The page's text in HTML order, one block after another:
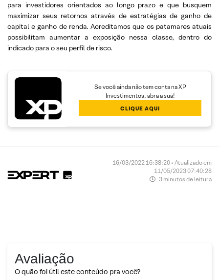
para investidores orientados ao longo prazo e que busquem
maximizar seus retornos através de estratégias de ganho de
capital e ganho de renda. Acreditamos que os patamares atuais
possibilitam aumentar a exposição nessa classe, dentro do
indicado para o seu perfil de risco.
Se você ainda não tem conta na XP
Investimentos, abra a sua!
CLIQUE AQUI
16/03/2022 16:38:20 • Atualizado em
11/05/2023 07:40:28
3 minutos de leitura
Avaliação
O quão foi útil este conteúdo pra você?